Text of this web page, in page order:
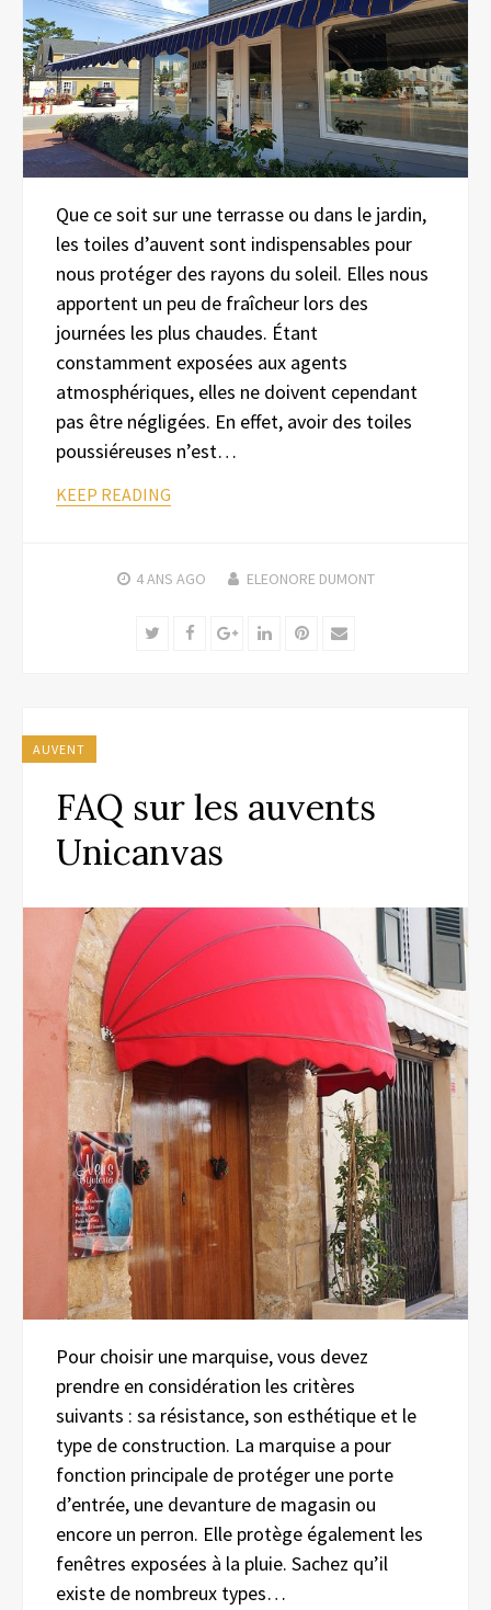
Que ce soit sur une terrasse ou dans le jardin,
les toiles d’auvent sont indispensables pour
nous protéger des rayons du soleil. Elles nous
apportent un peu de fraîcheur lors des
journées les plus chaudes. Étant
constamment exposées aux agents
atmosphériques, elles ne doivent cependant
pas être négligées. En effet, avoir des toiles
poussiéreuses n’est…
KEEP READING
4 ANS AGO ELEONORE DUMONT
TwitterFacebookGoogle+LinkedInPinterest
Email
AUVENT
FAQ sur les auvents
Unicanvas
Pour choisir une marquise, vous devez
prendre en considération les critères
suivants : sa résistance, son esthétique et le
type de construction. La marquise a pour
fonction principale de protéger une porte
d’entrée, une devanture de magasin ou
encore un perron. Elle protège également les
fenêtres exposées à la pluie. Sachez qu’il
existe de nombreux types…